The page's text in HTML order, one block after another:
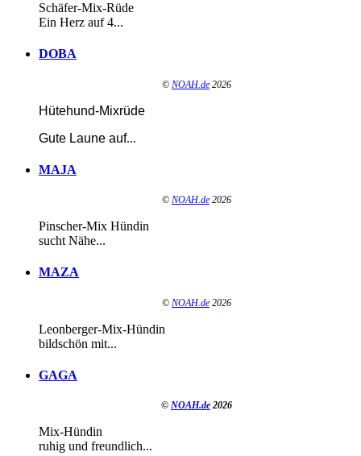
Schäfer-Mix-Rüde
Ein Herz auf 4...
DOBA
© NOAH.de 2026
Hütehund-Mixrüde
Gute Laune auf...
MAJA
© NOAH.de 2026
Pinscher-Mix Hündin
sucht Nähe...
MAZA
© NOAH.de 2026
Leonberger-Mix-Hündin
bildschön mit...
GAGA
© NOAH.de 2026
Mix-Hündin
ruhig und freundlich...